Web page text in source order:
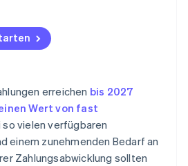
Erfahren Sie, wie Stripe Lösungen für
Jetzt ansehen
Anforderungen
und Compliance
erreichen bis 2027
Wert von fast
so vielen verfügbaren
einem zunehmenden Bedarf an
Zahlungsabwicklung sollten